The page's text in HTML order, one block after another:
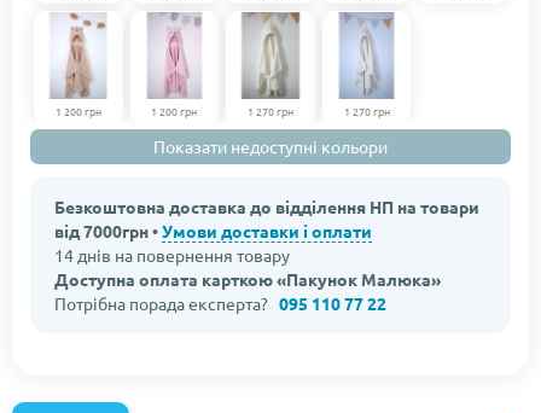
1 200 грн 1 200 грн 1 270 грн 1 270 грн
Показати недоступні кольори
Безкоштовна доставка до відділення НП на товари
від 7000грн •Умови доставки і оплати
14 днів на повернення товару
Доступна оплата карткою «Пакунок Малюка»
Потрібна порада експерта? 095 110 77 22